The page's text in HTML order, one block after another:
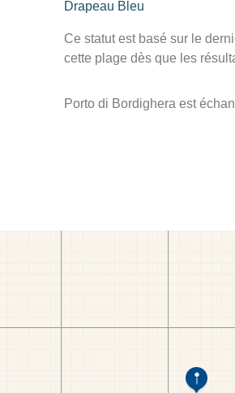
Drapeau Bleu
Ce statut est basé sur le
cette plage dès que les
Porto di Bordighera est